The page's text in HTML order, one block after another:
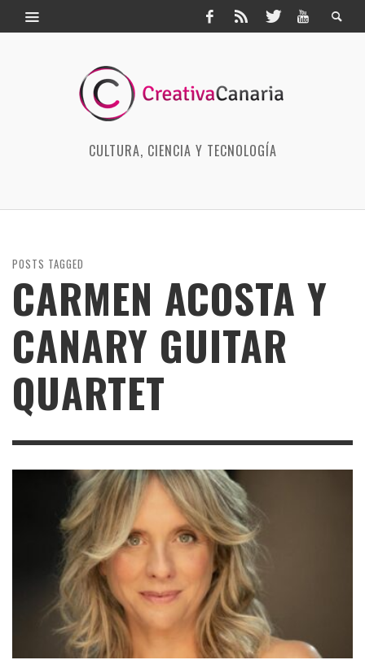
CULTURA, CIENCIA Y TECNOLOGÍA
POSTS TAGGED
CARMEN ACOSTA Y
CANARY GUITAR
QUARTET